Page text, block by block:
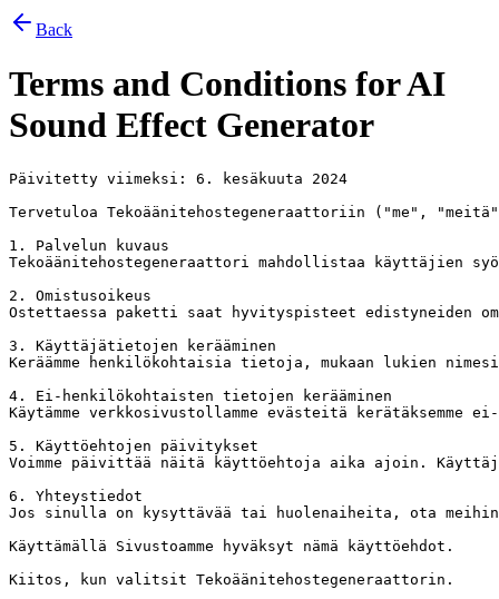
Back
Terms and Conditions forAI
Sound Effect Generator
Päivitetty viimeksi: 6. kesäkuuta 2024
Tervetuloa Tekoäänitehostegeneraattoriin ("me",
1. Palvelun kuvaus
Tekoäänitehostegeneraattori mahdollistaa käyttäjien
2. Omistusoikeus
Ostettaessa paketti saat hyvityspisteet edistyneiden
3. Käyttäjätietojen kerääminen
Keräämme henkilökohtaisia tietoja, mukaan lukien
4. Ei-henkilökohtaisten tietojen kerääminen
Käytämme verkkosivustollamme evästeitä
5. Käyttöehtojen päivitykset
Voimme päivittää näitä käyttöehtoja aika ajoin.
6. Yhteystiedot
Jos sinulla on kysyttävää tai huolenaiheita, ota meihin
Käyttämällä Sivustoamme hyväksyt nämä käyttöehdot.
Kiitos, kun valitsit Tekoäänitehostegeneraattorin.